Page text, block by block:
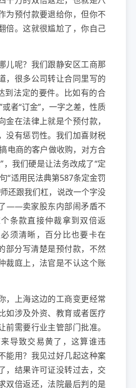
为预付款要退给你，但你不
倍。这就很尴尬了，你自己
儿呢？我们跟静安区工商那
，很多公司转让合同里写的
到法定的要件。比如有的合
或者“订金”，一字之差，性质
金在法律上就是个预付款，
没有惩罚性。我们加喜财税
电商的客户做收购，对方合
，我们硬是让法务改成了“定
“适用民法典第587条定金罚
还跟我们杠，说改一个字没
——卖家股东内部闹矛盾不
条款直接仲裁拿到双倍返
须清晰，百分比也要卡在
部分写清楚是预付款，不然
裁庭上，法官是不认这个账
，上海这边的工商变更经常
如涉及外资、教育或者医疗
前需要行业主管部门批准。
导致交易黄了，这算谁违
能用？我见过好几起这种案
，结果许可证没转过去，交
双倍返还，法院最后判的是